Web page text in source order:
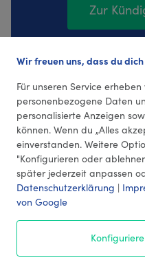
Zur
17
Wir freuen uns, dass du
Für unseren Service
personenbezogene Daten
personalisierte Anzeigen
können. Wenn du „Alles
einverstanden. Weitere
"Konfigurieren oder
später jederzeit anpassen
Datenschutzerklärung |
von Google